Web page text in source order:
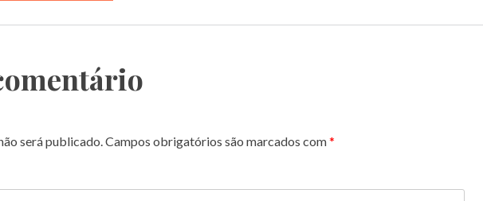
será publicado.Campos obrigatórios são marcados com*